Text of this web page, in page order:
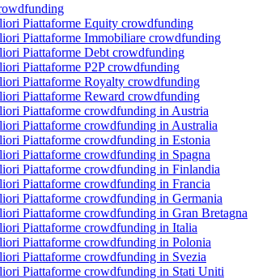
Piattaforme Equity crowdfunding
Piattaforme Immobiliare crowdfunding
Piattaforme Debt crowdfunding
Piattaforme P2P crowdfunding
Piattaforme Royalty crowdfunding
Piattaforme Reward crowdfunding
Piattaforme crowdfunding in Austria
Piattaforme crowdfunding in Australia
Piattaforme crowdfunding in Estonia
Piattaforme crowdfunding in Spagna
Piattaforme crowdfunding in Finlandia
Piattaforme crowdfunding in Francia
Piattaforme crowdfunding in Germania
Piattaforme crowdfunding in Gran Bretagna
Piattaforme crowdfunding in Italia
Piattaforme crowdfunding in Polonia
Piattaforme crowdfunding in Svezia
Piattaforme crowdfunding in Stati Uniti